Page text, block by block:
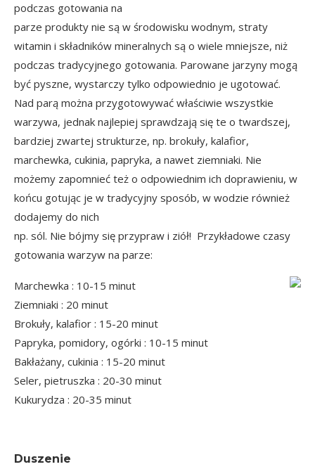
podczas gotowania na
parze produkty nie są w środowisku wodnym, straty
witamin i składników mineralnych są o wiele mniejsze, niż
podczas tradycyjnego gotowania. Parowane jarzyny mogą
być pyszne, wystarczy tylko odpowiednio je ugotować.
Nad parą można przygotowywać właściwie wszystkie
warzywa, jednak najlepiej sprawdzają się te o twardszej,
bardziej zwartej strukturze, np. brokuły, kalafior,
marchewka, cukinia, papryka, a nawet ziemniaki. Nie
możemy zapomnieć też o odpowiednim ich doprawieniu, w
końcu gotując je w tradycyjny sposób, w wodzie również
dodajemy do nich
np. sól. Nie bójmy się przypraw i ziół! Przykładowe czasy
gotowania warzyw na parze:
Marchewka : 10-15 minut
Ziemniaki : 20 minut
Brokuły, kalafior : 15-20 minut
Papryka, pomidory, ogórki : 10-15 minut
Bakłażany, cukinia : 15-20 minut
Seler, pietruszka : 20-30 minut
Kukurydza : 20-35 minut
Duszenie